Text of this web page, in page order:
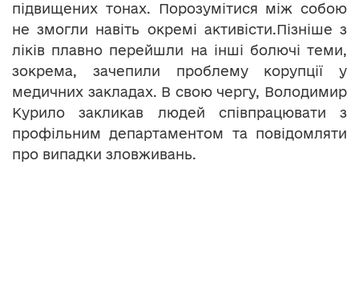
підвищених тонах. Порозумітися між собою
не змогли навіть окремі активісти.Пізніше з
ліків плавно перейшли на інші болючі теми,
зокрема, зачепили проблему корупції у
медичних закладах. В свою чергу, Володимир
Курило закликав людей співпрацювати з
профільним департаментом та повідомляти
про випадки зловживань.